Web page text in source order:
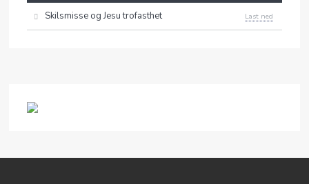
Skilsmisse og Jesu trofasthet Last ned